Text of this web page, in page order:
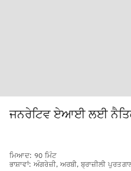
ਜਨਰੇਟਿਵ ਏਆਈ ਲਈ
ਮਿਆਦ: 90 ਮਿੰਟ
ਭਾਸ਼ਾਵਾਂ: ਅੰਗਰੇਜ਼ੀ, ਅਰਬੀ, ਬ੍ਰਾਜ਼ੀਲੀ